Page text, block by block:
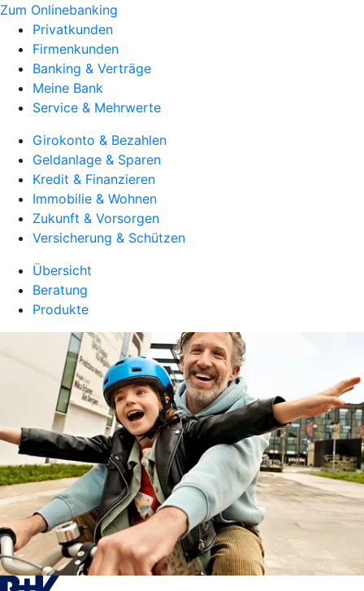
Zum Onlinebanking
Privatkunden
Firmenkunden
Banking & Verträge
Meine Bank
Service & Mehrwerte
Girokonto & Bezahlen
Geldanlage & Sparen
Kredit & Finanzieren
Immobilie & Wohnen
Zukunft & Vorsorgen
Versicherung & Schützen
Übersicht
Beratung
Produkte